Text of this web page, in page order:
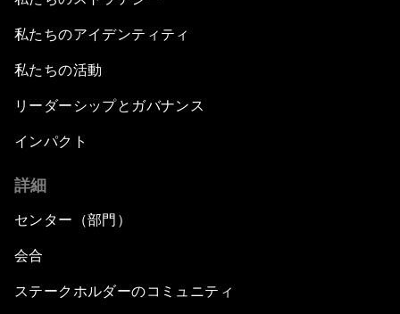
私たちのアイデンティティ
私たちの活動
リーダーシップとガバナンス
インパクト
詳細
センター（部門）
会合
ステークホルダーのコミュニティ